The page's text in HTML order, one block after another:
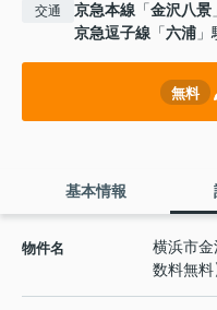
交通 京急本線 「金沢八景
京急逗子線 「六浦
無料
基本情報
物件名
横浜市
数料無料